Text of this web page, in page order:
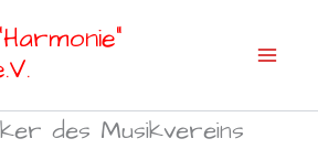
des Musikvereins